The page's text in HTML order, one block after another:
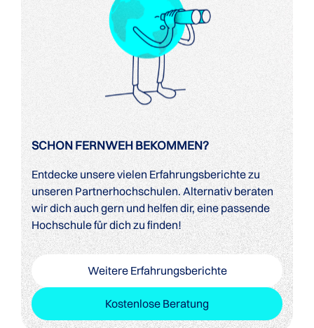
SCHON FERNWEH BEKOMMEN?
Entdecke unsere vielen Erfahrungsberichte zu
unseren Partnerhochschulen. Alternativ beraten
wir dich auch gern und helfen dir, eine passende
Hochschule für dich zu finden!
Weitere Erfahrungsberichte
Kostenlose Beratung